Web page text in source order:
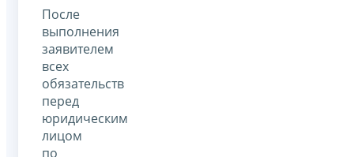
После
выполнения
заявителем
всех
обязательств
перед
юридическим
лицом
по